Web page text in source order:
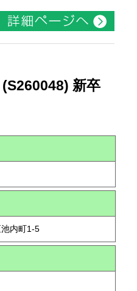
新卒
内町1-5